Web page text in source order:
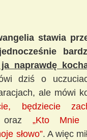
stawia
naprawdę
dziś o
ale mówi
będziecie
„Kto Mnie
słowo”. A więc